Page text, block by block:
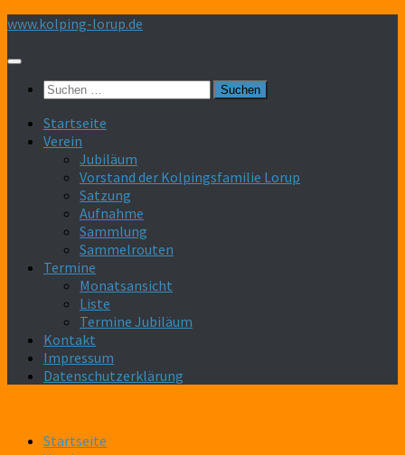
Zum
springen
www.kolping-lorup.de
Suchen
Startseite
Verein
Jubiläum
Vorstand der Kolpingsfamilie Lorup
Satzung
Aufnahme
Sammlung
Sammelrouten
Termine
Monatsansicht
Liste
Termine Jubiläum
Kontakt
Impressum
Datenschutzerklärung
Startseite